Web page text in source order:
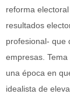
reforma
resultados
profesional- que
empresas.
una época en
idealista de